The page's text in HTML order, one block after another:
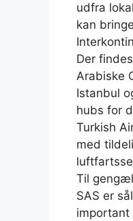
udfra
kan
Der
Arabiske
Istanbul
hubs for
Turkish
med
Til
SAS er
important